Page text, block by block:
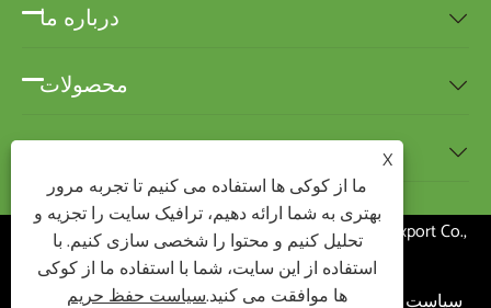
درباره ما 
محصولات 

کپی رایت © 2020 Ningbo BEST-HOME Import and Export Co.,
Ltd. کلیه حقوق محفوظ است
X
ما از کوکی ها استفاده می کنیم تا تجربه مرور
بهتری به شما ارائه دهیم، ترافیک سایت را تجزیه و
تحلیل کنیم و محتوا را شخصی سازی کنیم. با
استفاده از این سایت، شما با استفاده ما از کوکی
ها موافقت می کنید.سیاست حفظ حریم